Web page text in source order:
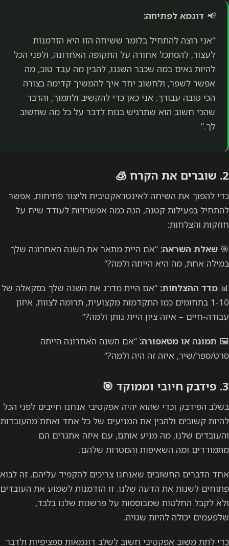
📢 דוגמא לפתיחה:
“אני רוצה להתחיל בלומר ששיחה הזו היא הזדמנות
לעצור, להסתכל אחורה על התקופה האחרונה, ולפני הכל
להיות גאים במה שכבר השגנו, להבין מה עבד טוב, מה
אפשר לשפר, ולחשוב יחד איך להמשיך קדימה בצורה
הכי טובה עבורך. אני כאן כדי להקשיב ולתמוך, והדבר
שהכי חשוב הוא שתרגיש בנוח לדבר על כל מה שחשוב
לך.”
2. שוברים את הקרח 🧊
כדי להפוך את השיחה לאינטראקטיבית וליצור פתיחות, אפשר
להתחיל בפעילות קטנה, הנה כמה אפשרויות לעודד שיח על
חוזקות והצלחות:
🎯 שאלת השראה: “אם היית מתאר את השנה האחרונה שלך
במילה אחת, מה היא הייתה ולמה?”
📊 מדד ההצלחות: “אם היית מדרג את השנה שלך בסקאלה של
1-10 בתחומים כמו התקדמות מקצועית, תרומה לצוות, איזון
עבודה-חיים – איזה ציון היית נותן ולמה?”
🖼 תמונה או מטאפורה: “אם השנה האחרונה הייתה
סרט/ספר/שיר, איזה זה היה ולמה?”
3. פידבק חיובי וממוקד 🎯
בשלב הפידבק וכדי שהוא יהיה אפקטיבי אנחנו חייבים לפני הכל
להיות קשובים ולהבין את המניעים של כל אחד ואחת מהעובדות
והעובדים שלנו, מה מניע אותם, עם איזה אתגרים הם
מתמודדים ומה השאיפות והמטרות שלהם.
אחד הדברים החשובים שאנחנו צריכים להקפיד עליהם, זה לבוא
פתוחים לשנות את הדעה שלנו. זו הזדמנות לשמוע את העובדים
ולא לקבל החלטות שמבוססות על פרשנות שלנו בלבד,
שלפעמים יכולה להיות שגויה.
כדי לתת משוב אפקטיבי חשוב לשלב דוגמאות ספציפיות ולדבר